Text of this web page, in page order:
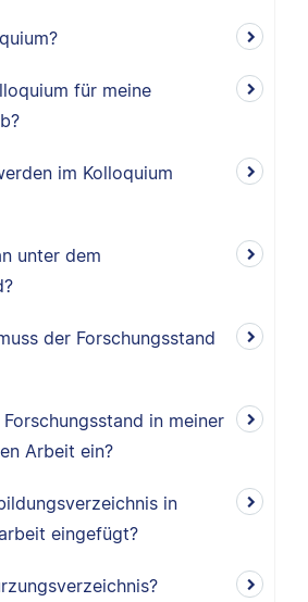
für meine
im Kolloquium
unter dem
der Forschungsstand
in meiner
Arbeit ein?
in
eingefügt?